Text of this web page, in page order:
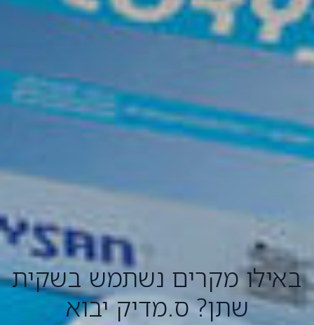
באילו מקרים נשתמש בשקית
שתן? ס.מדיק יבוא